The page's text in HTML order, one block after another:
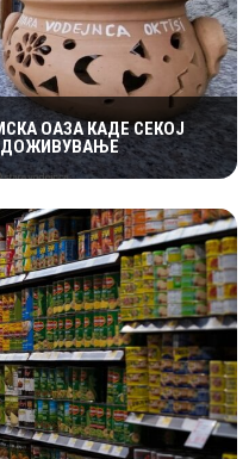
ОАЗА КАДЕ СЕКОЈ
ДОЖИВУВАЊЕ